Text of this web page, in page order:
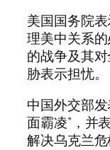
美国国务院
理美中关系
的战争及其
胁表示担忧。
中国外交部
面霸凌”，并
解决乌克兰危